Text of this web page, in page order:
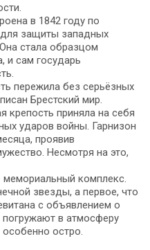
в 1842 году по
защиты западных
стала образцом
и сам государь
пережила без серьёзных
Брестский мир.
крепость приняла на себя
ударов войны. Гарнизон
проявив
Несмотря на это,
комплекс.
звезды, а первое, что
с объявлением о
погружают в атмосферу
остро.